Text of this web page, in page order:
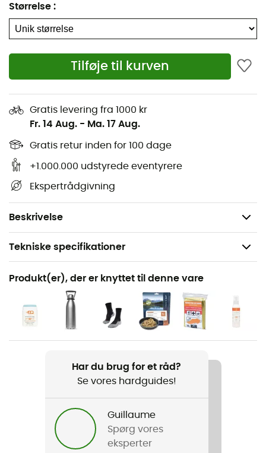
Størrelse :
Tilføje til kurven
Gratis levering fra 1000 kr
Fr. 14 Aug. - Ma. 17 Aug.
Gratis retur inden for 100 dage
+1.000.000 udstyrede eventyrere
Ekspertrådgivning
Beskrivelse
Uanset om det er for et par kilometer eller en længere
udforskning, vil nan IGN Haute Tinée 2.Isola 2000.Pn Du
dette IGN-kort (målestok 1:25.000) alle de nødvendige
detaljer for at bevæge sig på stier og veje i Haute Tinée
2.Isola 2000.Pn Du Mercantour og opdage dets mange
rigdomme: terræn, vandløb, refugier og andre
bemærkelsesværdige steder... Ud over din
orienteringssans er dette IGN-vandrekort efter vores
mening derfor uundværligt i din rygsæk og i dine
hænder!
Tekniske specifikationer
Anbefales til
Vandreture / Trekking / Rejse
Produkt
Haute Tinée 2.Isola 2000.Pn Du Mercantour
Produkt(er), der er knyttet til denne vare
Har du brug for et råd?
Se vores hardguides!
Guillaume
Spørg vores
eksperter